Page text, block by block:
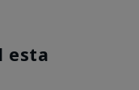
esta